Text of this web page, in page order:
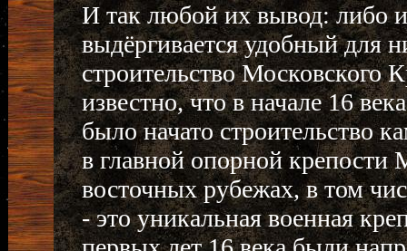
И так любой их вывод: либо
выдёргивается удобный для
строительство Московского
известно, что в начале 16
было начато строительство
в главной опорной крепости
восточных рубежах, в том
- это уникальная военная